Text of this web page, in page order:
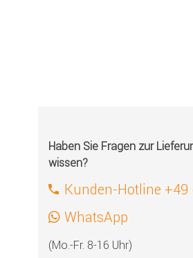
Haben Sie Fragen zur
wissen?
Kunden-Hotline +49
WhatsApp
(Mo.-Fr. 8-16 Uhr)